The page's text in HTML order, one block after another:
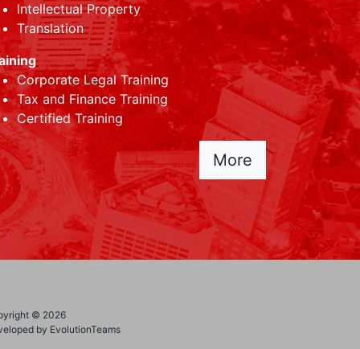
Intellectual Property
Translation
Corporate Legal Training
Tax and Finance Training
Certified Training
More
© 2026
by EvolutionTeams